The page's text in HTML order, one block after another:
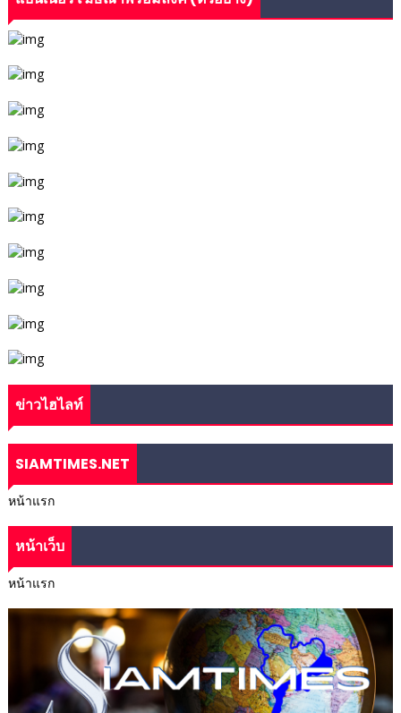
ข่าวไฮไลท์
SIAMTIMES.NET
หน้าแรก
หน้าเว็บ
หน้าแรก